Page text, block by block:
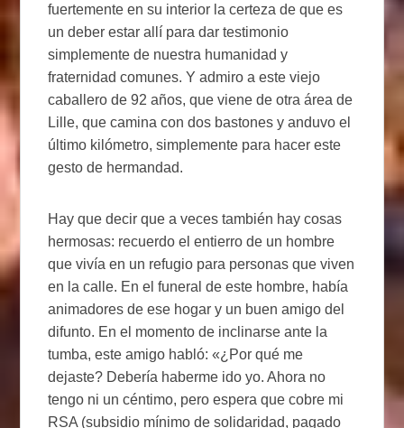
fuertemente en su interior la certeza de que es
un deber estar allí para dar testimonio
simplemente de nuestra humanidad y
fraternidad comunes. Y admiro a este viejo
caballero de 92 años, que viene de otra área de
Lille, que camina con dos bastones y anduvo el
último kilómetro, simplemente para hacer este
gesto de hermandad.
Hay que decir que a veces también hay cosas
hermosas: recuerdo el entierro de un hombre
que vivía en un refugio para personas que viven
en la calle. En el funeral de este hombre, había
animadores de ese hogar y un buen amigo del
difunto. En el momento de inclinarse ante la
tumba, este amigo habló: «¿Por qué me
dejaste? Debería haberme ido yo. Ahora no
tengo ni un céntimo, pero espera que cobre mi
RSA (subsidio mínimo de solidaridad, pagado